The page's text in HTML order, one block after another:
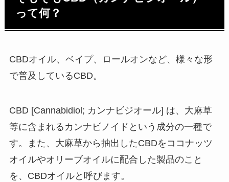
って何？
CBDオイル、ベイプ、ロールオンなど、様々な形
で普及しているCBD。
CBD [Cannabidiol; カンナビジオール] は、大麻草
等に含まれるカンナビノイドという成分の一種で
す。また、大麻草から抽出したCBDをココナッツ
オイルやオリーブオイルに配合した製品のこと
を、CBDオイルと呼びます。